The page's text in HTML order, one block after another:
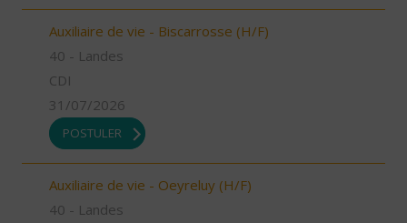
Auxiliaire de vie - Biscarrosse (H/F)
40 - Landes
CDI
31/07/2026
POSTULER
Auxiliaire de vie - Oeyreluy (H/F)
40 - Landes